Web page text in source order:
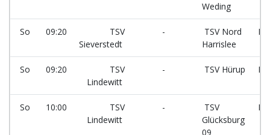
Weding
So 09:20
TSV
Sieverstedt
-
TSV Nord
Harrislee
So 09:20
TSV
Lindewitt
- TSV Hürup
So 10:00
TSV
Lindewitt
-
TSV
Glücksburg
09